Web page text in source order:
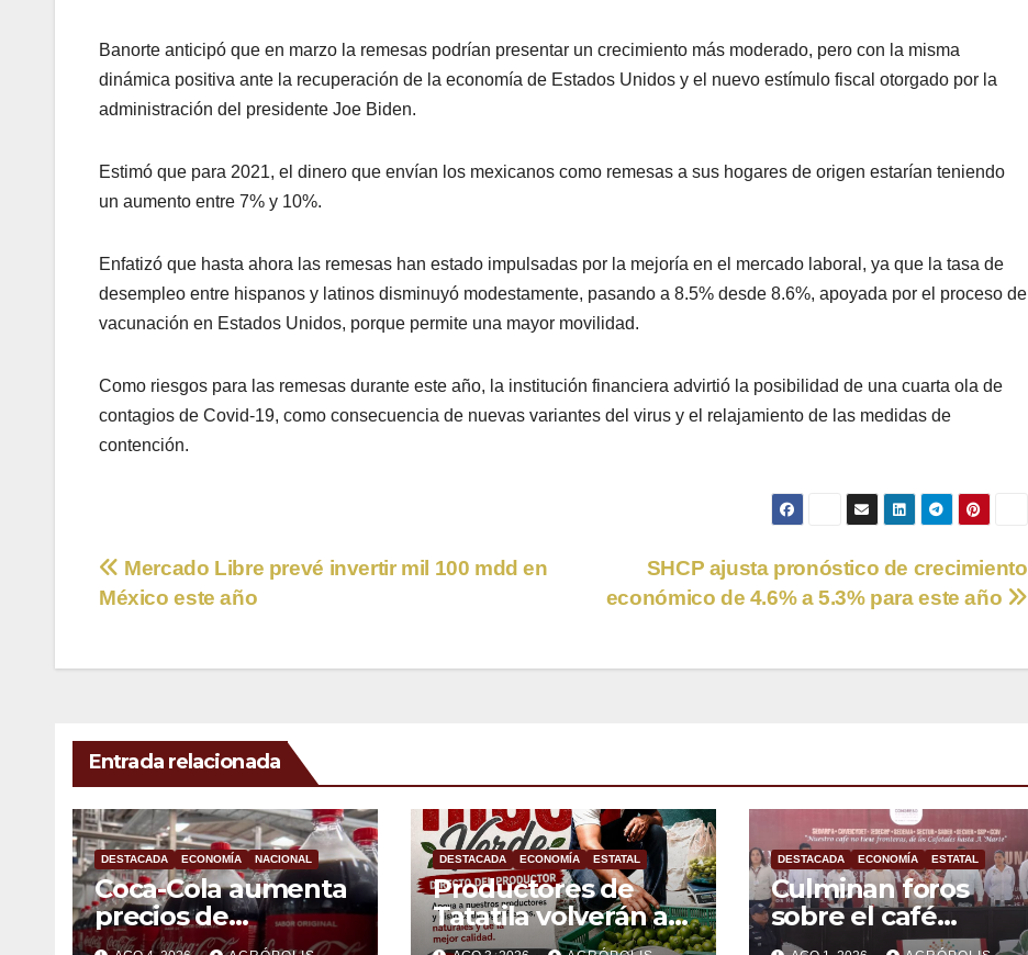
Banorte anticipó que en marzo la remesas podrían presentar un crecimiento más moderado, pero con la misma
dinámica positiva ante la recuperación de la economía de Estados Unidos y el nuevo estímulo fiscal otorgado por la
administración del presidente Joe Biden.
Estimó que para 2021, el dinero que envían los mexicanos como remesas a sus hogares de origen estarían teniendo
un aumento entre 7% y 10%.
Enfatizó que hasta ahora las remesas han estado impulsadas por la mejoría en el mercado laboral, ya que la tasa de
desempleo entre hispanos y latinos disminuyó modestamente, pasando a 8.5% desde 8.6%, apoyada por el proceso de
vacunación en Estados Unidos, porque permite una mayor movilidad.
Como riesgos para las remesas durante este año, la institución financiera advirtió la posibilidad de una cuarta ola de
contagios de Covid-19, como consecuencia de nuevas variantes del virus y el relajamiento de las medidas de
contención.
Navegación
entradas
SHCP ajusta pronóstico de crecimiento
económico de 4.6% a 5.3% para este año
Mercado Libre prevé invertir mil 100 mdd en
México este año
Entrada relacionada
DESTACADA ECONOMÍA NACIONAL
Coca-Cola aumenta
precios de
refrescos hasta 5
DESTACADA ECONOMÍA ESTATAL
Productores de
Tatatila volverán a
Xalapa con nueva
DESTACADA ECONOMÍA ESTATAL
Culminan foros
sobre el café
veracruzano